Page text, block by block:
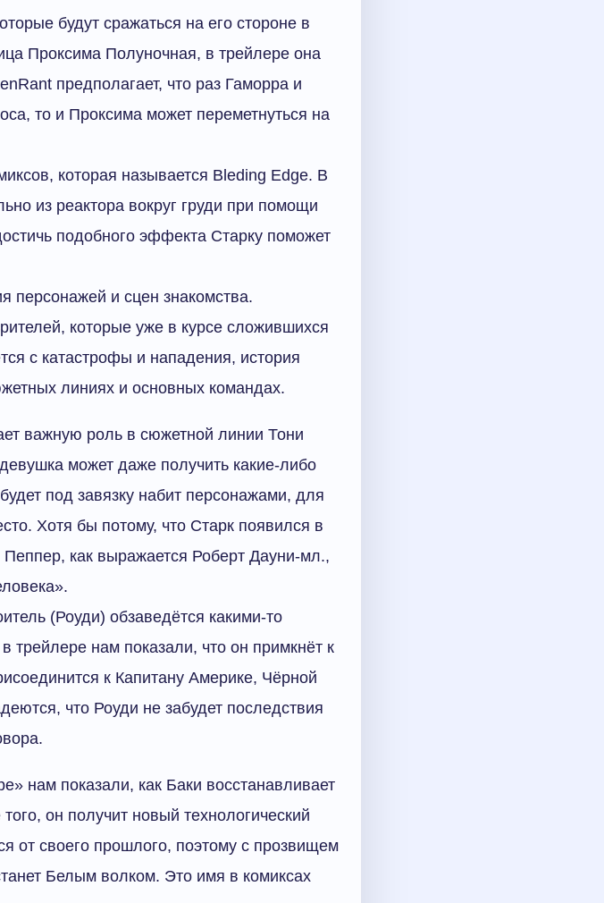
будут сражаться на его стороне в
Проксима Полуночная, в трейлере она
предполагает, что раз Гаморра и
то и Проксима может переметнуться на
которая называется Bleding Edge. В
из реактора вокруг груди при помощи
подобного эффекта Старку поможет
персонажей и сцен знакомства.
которые уже в курсе сложившихся
с катастрофы и нападения, история
линиях и основных командах.
важную роль в сюжетной линии Тони
может даже получить какие-либо
под завязку набит персонажами, для
Хотя бы потому, что Старк появился в
как выражается Роберт Дауни-мл.,
(Роуди) обзаведётся какими-то
нам показали, что он примкнёт к
к Капитану Америке, Чёрной
что Роуди не забудет последствия
нам показали, как Баки восстанавливает
он получит новый технологический
от своего прошлого, поэтому с прозвищем
Белым волком. Это имя в комиксах